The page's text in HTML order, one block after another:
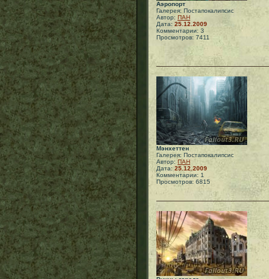
Аэропорт
Галерея: Постапокалипсис
Автор: ПАН
Дата: 25.12.2009
Комментарии: 3
Просмотров: 7411
Мэнхеттен
Галерея: Постапокалипсис
Автор: ПАН
Дата: 25.12.2009
Комментарии: 1
Просмотров: 6815